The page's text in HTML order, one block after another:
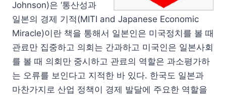
Johnson)은 ‘통산성과
일본의 경제 기적(MITI and Japanese Economic
Miracle)이란 책을 통해서 일본인은 미국정치를 볼 때
관료만 집중하고 의회는 간과하고 미국인은 일본사회
를 볼 때 의회만 중시하고 관료의 역할은 과소평가하
는 오류를 보인다고 지적한 바 있다. 한국도 일본과
마찬가지로 산업 정책이 경제 발달에 주요한 역할을